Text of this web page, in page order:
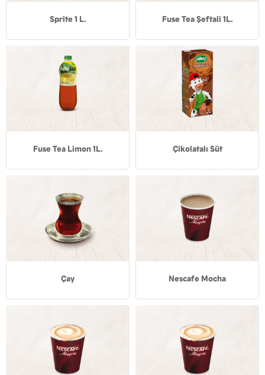
Sprite 1 L. Fuse Tea Şeftali 1L.
Fuse Tea Limon 1L. Çikolatalı Süt
Çay Nescafe Mocha